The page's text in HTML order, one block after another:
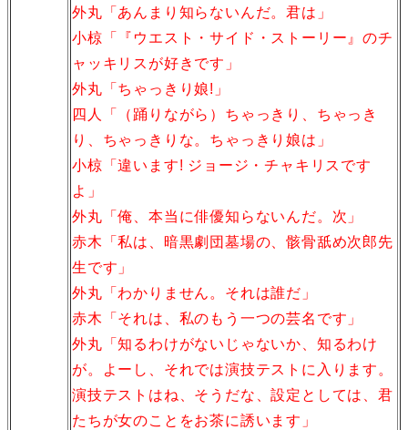
外丸「あんまり知らないんだ。君は」
小椋「『ウエスト・サイド・ストーリー』のチ
ャッキリスが好きです」
外丸「ちゃっきり娘!」
四人「（踊りながら）ちゃっきり、ちゃっき
り、ちゃっきりな。ちゃっきり娘は」
小椋「違います! ジョージ・チャキリスです
よ」
外丸「俺、本当に俳優知らないんだ。次」
赤木「私は、暗黒劇団墓場の、骸骨舐め次郎先
生です」
外丸「わかりません。それは誰だ」
赤木「それは、私のもう一つの芸名です」
外丸「知るわけがないじゃないか、知るわけ
が。よーし、それでは演技テストに入ります。
演技テストはね、そうだな、設定としては、君
たちが女のことをお茶に誘います」